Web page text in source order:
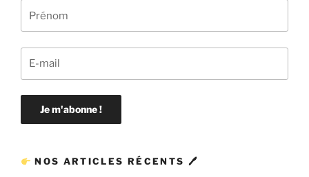
NOS ARTICLES RÉCENTS 🖊